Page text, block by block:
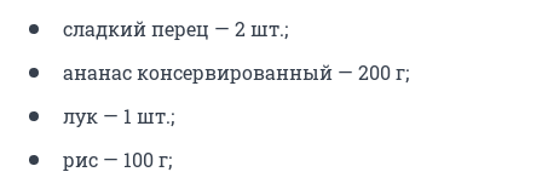
сладкий перец — 2 шт.;
ананас консервированный — 200 г;
лук — 1 шт.;
рис — 100 г;